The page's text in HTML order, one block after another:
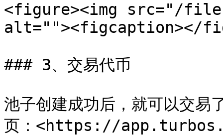
<figure><img src="/files/
alt=""><figcaption></
### 3、交易代币
池子创建成功后，就可以交
页：<https://